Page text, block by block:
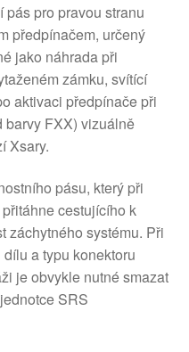
pro pravou stranu
předpínačem, určený
jako náhrada při
zámku, svítící
aktivaci předpínače při
barvy FXX) vizuálně
Xsary.
pásu, který při
cestujícího k
záchytného systému. Při
a typu konektoru
je obvykle nutné smazat
SRS